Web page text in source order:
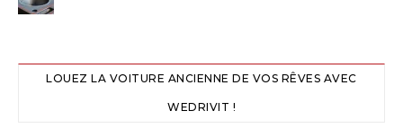
LOUEZ LA VOITURE ANCIENNE DE VOS RÊVES AVEC
WEDRIVIT !